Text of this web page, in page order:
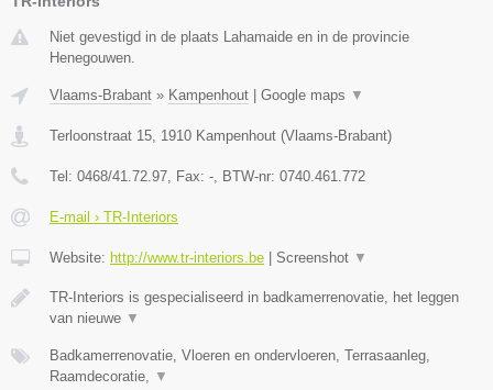
Niet gevestigd in de plaats Lahamaide en in de provincie
Henegouwen.
Vlaams-Brabant » Kampenhout | Google maps ▼
Terloonstraat 15 1910 Kampenhout (Vlaams-Brabant)
Tel: 0468/41.72.97 , Fax: - , BTW-nr: 0740.461.772
E-mail › TR-Interiors
Website: http://www.tr-interiors.be | Screenshot ▼
TR-Interiors is gespecialiseerd in badkamerrenovatie, het leggen
van nieuwe ▼
Badkamerrenovatie, Vloeren en ondervloeren, Terrasaanleg,
Raamdecoratie,
▼